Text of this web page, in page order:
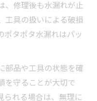
、修理後も水漏れが止
工具の扱いによる破損
ポタポタ水漏れはパッ
部品や工具の状態を確
を守ることが大切で
られる場合は、無理に